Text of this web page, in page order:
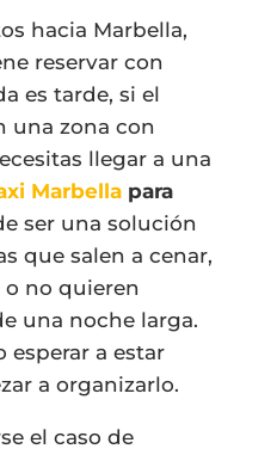
hacia Marbella,
reservar con
es tarde, si el
una zona con
llegar a una
Marbellapara
ser una solución
que salen a cenar,
no quieren
una noche larga.
esperar a estar
a organizarlo.
el caso de